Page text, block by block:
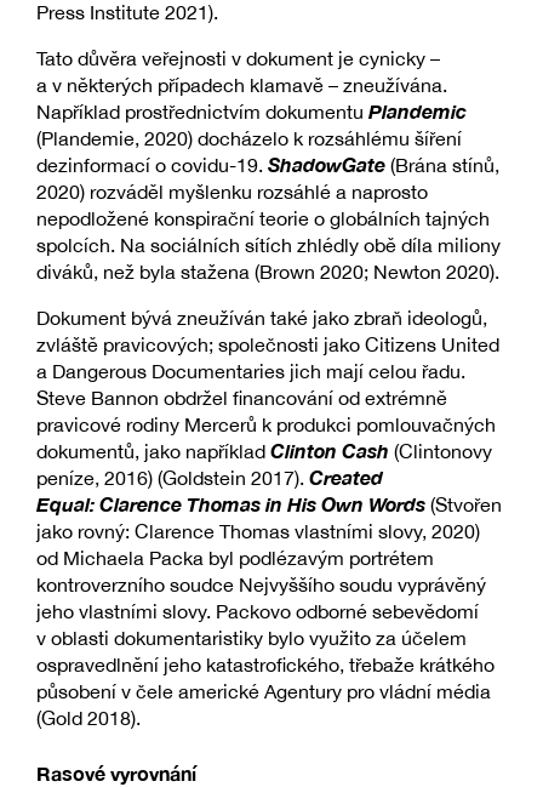
Press Institute 2021).
Tato důvěra veřejnosti v dokument je cynicky –
a v některých případech klamavě – zneužívána.
Například prostřednictvím dokumentu Plandemic
(Plandemie, 2020) docházelo k rozsáhlému šíření
dezinformací o covidu-19. ShadowGate (Brána stínů,
2020) rozváděl myšlenku rozsáhlé a naprosto
nepodložené konspirační teorie o globálních tajných
spolcích. Na sociálních sítích zhlédly obě díla miliony
diváků, než byla stažena (Brown 2020; Newton 2020).
Dokument bývá zneužíván také jako zbraň ideologů,
zvláště pravicových; společnosti jako Citizens United
a Dangerous Documentaries jich mají celou řadu.
Steve Bannon obdržel financování od extrémně
pravicové rodiny Mercerů k produkci pomlouvačných
dokumentů, jako například Clinton Cash (Clintonovy
peníze, 2016) (Goldstein 2017). Created
Equal: Clarence Thomas in His Own Words (Stvořen
jako rovný: Clarence Thomas vlastními slovy, 2020)
od Michaela Packa byl podlézavým portrétem
kontroverzního soudce Nejvyššího soudu vyprávěný
jeho vlastními slovy. Packovo odborné sebevědomí
v oblasti dokumentaristiky bylo využito za účelem
ospravedlnění jeho katastrofického, třebaže krátkého
působení v čele americké Agentury pro vládní média
(Gold 2018).
Rasové vyrovnání